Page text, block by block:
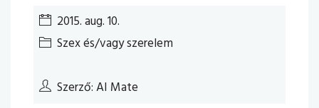
2015. aug. 10.
Szex és/vagy szerelem
Szerző: AI Mate